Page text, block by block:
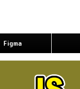
Figma